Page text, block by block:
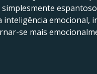
emocional,
se mais